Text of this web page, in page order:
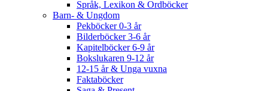
Språk, Lexikon & Ordböcker
Barn- & Ungdom
Pekböcker 0-3 år
Bilderböcker 3-6 år
Kapitelböcker 6-9 år
Bokslukaren 9-12 år
12-15 år & Unga vuxna
Faktaböcker